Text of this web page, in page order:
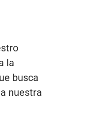
la
busca
nuestra